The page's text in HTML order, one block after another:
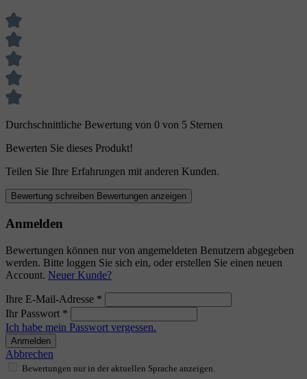
Durchschnittliche Bewertung von 0 von 5 Sternen
Bewerten Sie dieses Produkt!
Teilen Sie Ihre Erfahrungen mit anderen Kunden.
Bewertung schreiben Bewertungen anzeigen
Anmelden
Bewertungen können nur von angemeldeten Benutzern abgegeben
werden. Bitte loggen Sie sich ein, oder erstellen Sie einen neuen
Account. Neuer Kunde?
Ihre E-Mail-Adresse *
Ihr Passwort *
Ich habe mein Passwort vergessen.
Anmelden
Abbrechen
Bewertungen nur in der aktuellen Sprache anzeigen.